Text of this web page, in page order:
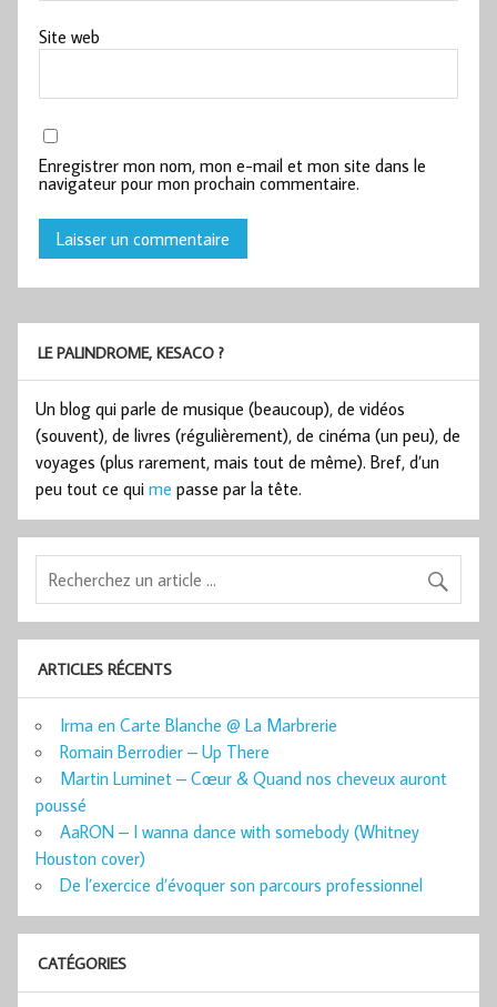
Site web
Enregistrer mon nom, mon e-mail et mon site dans le
navigateur pour mon prochain commentaire.
LE PALINDROME, KESACO ?
Un blog qui parle de musique (beaucoup), de vidéos
(souvent), de livres (régulièrement), de cinéma (un peu), de
voyages (plus rarement, mais tout de même). Bref, d’un
peu tout ce qui me passe par la tête.
ARTICLES RÉCENTS
Irma en Carte Blanche @ La Marbrerie
Romain Berrodier – Up There
Martin Luminet – Cœur & Quand nos cheveux auront
poussé
AaRON – I wanna dance with somebody (Whitney
Houston cover)
De l’exercice d’évoquer son parcours professionnel
CATÉGORIES